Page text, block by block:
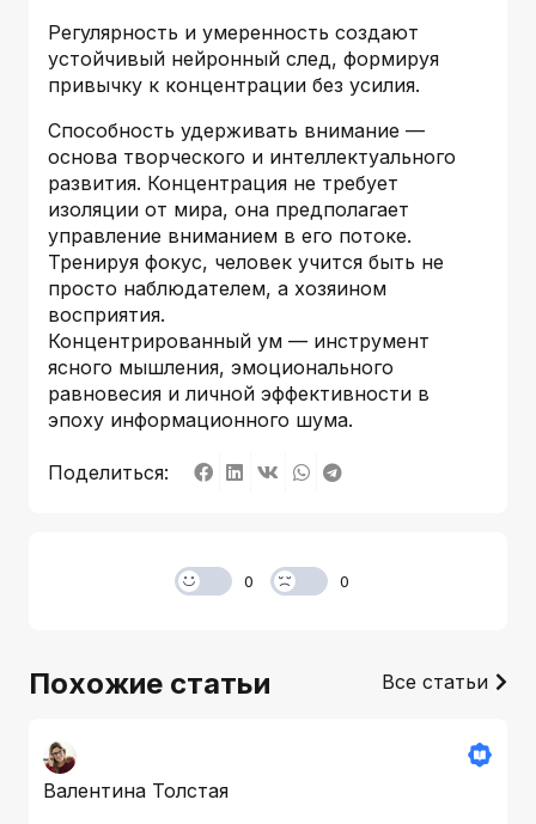
Регулярность и умеренность создают
устойчивый нейронный след, формируя
привычку к концентрации без усилия.
Способность удерживать внимание —
основа творческого и интеллектуального
развития. Концентрация не требует
изоляции от мира, она предполагает
управление вниманием в его потоке.
Тренируя фокус, человек учится быть не
просто наблюдателем, а хозяином
восприятия.
Концентрированный ум — инструмент
ясного мышления, эмоционального
равновесия и личной эффективности в
эпоху информационного шума.
Поделиться:
0 0
Похожие статьи Все статьи
Валентина Толстая